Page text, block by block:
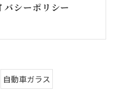
バシーポリシー
自動車ガラス